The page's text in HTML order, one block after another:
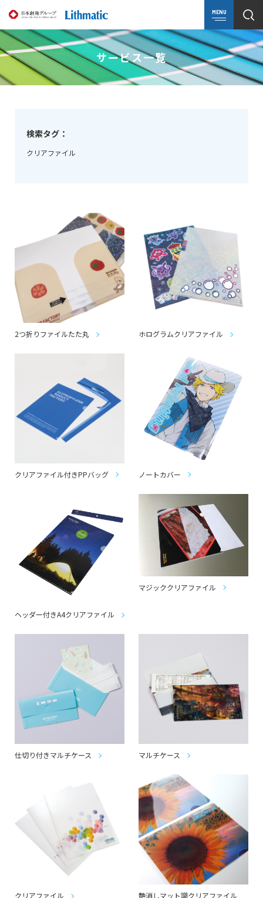
MENU
サービス一覧
検索タグ：
クリアファイル
2つ折りファイルたた丸 ホログラムクリアファイル
クリアファイル付きPPバッグ ノートカバー
ヘッダー付きA4クリアファイル
マジッククリアファイル
仕切り付きマルチケース マルチケース
クリアファイル
艶消しマット調クリアファイル